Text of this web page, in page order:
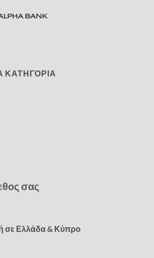
ΚΑΤΗΓΟΡΙΑ
σας
σε Ελλάδα & Κύπρο